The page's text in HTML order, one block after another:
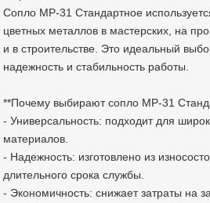
Сопло MP-31 Стандартное
цветных металлов в мастерских, на
и в строительстве. Это идеальный
надежность и стабильность работы.
**Почему выбирают сопло MP-31
- Универсальность: подходит для
материалов.
- Надежность: изготовлено из
длительного срока службы.
- Экономичность: снижает затраты на